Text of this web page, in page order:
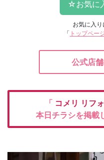
お気に入
「 トップペー
公式店
「 コメリ リフ
本日チラシを掲載